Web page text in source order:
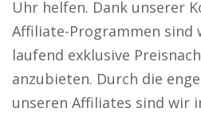
Uhr helfen. Dank unserer
Affiliate-Programmen sind
laufend exklusive
anzubieten. Durch die
unseren Affiliates sind wir